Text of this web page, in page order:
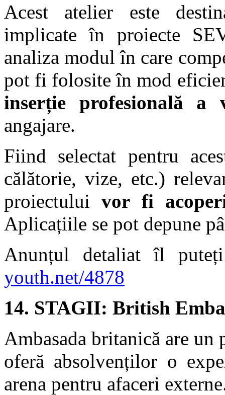
Acest atelier este
implicate în proiecte
analiza modul în care
pot fi folosite în mod
inserție profesională a
angajare.
Fiind selectat pentru
călătorie, vize, etc.)
proiectuluivor fi
Aplicațiile se pot depune
Anunțul detaliat îl
youth.net/4878
14. STAGII: British
Ambasada britanică are un
oferă absolvenților o
arena pentru afaceri